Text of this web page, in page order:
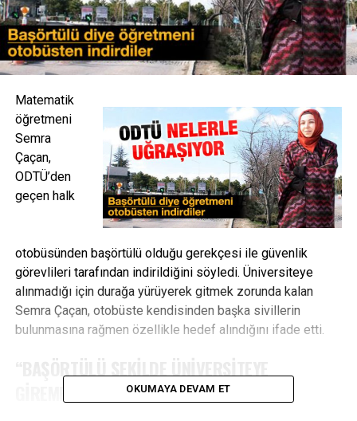
Matematik
öğretmeni
Semra
Çaçan,
ODTÜ’den
geçen halk
otobüsünden başörtülü olduğu gerekçesi ile güvenlik
görevlileri tarafından indirildiğini söyledi. Üniversiteye
alınmadığı için durağa yürüyerek gitmek zorunda kalan
Semra Çaçan, otobüste kendisinden başka sivillerin
bulunmasına rağmen özellikle hedef alındığını ifade etti.
OKUMAYA DEVAM ET